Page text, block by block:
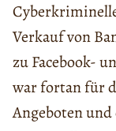
Verkauf von
zu Facebook-
war fortan für
Angeboten